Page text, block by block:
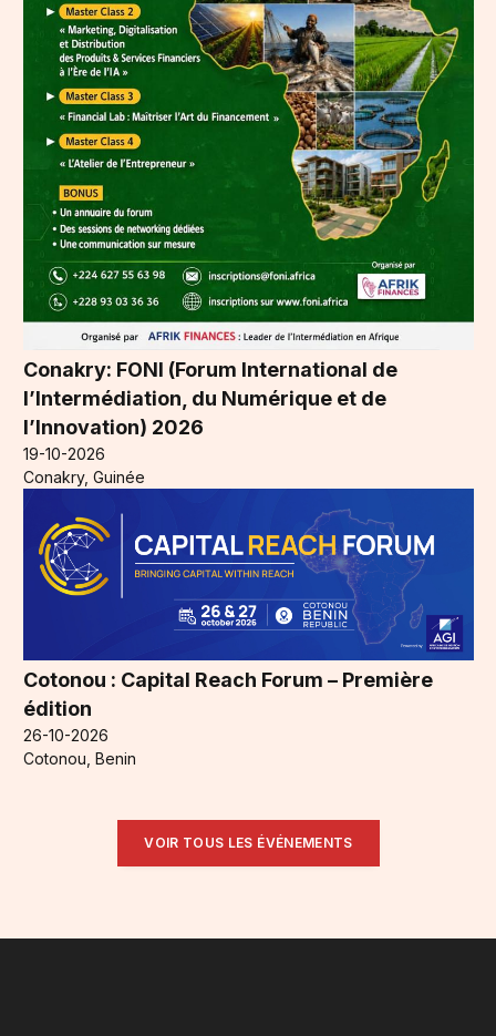
Conakry: FONI (Forum International de
l’Intermédiation, du Numérique et de
l’Innovation) 2026
19-10-2026
Conakry, Guinée
Cotonou : Capital Reach Forum – Première
édition
26-10-2026
Cotonou, Benin
VOIR TOUS LES ÉVÉNEMENTS